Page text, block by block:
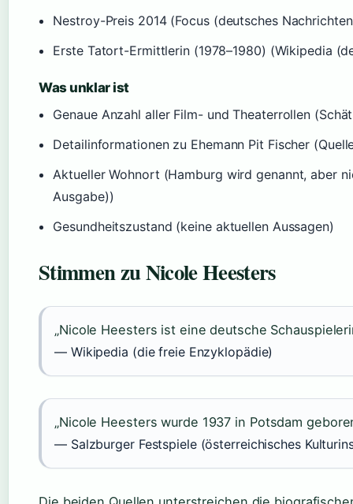
Nestroy-Preis 2014 (Focus (deutsches
Erste Tatort-Ermittlerin (1978–1980) (Wikipedia
Was unklar ist
Genaue Anzahl aller Film- und Theaterrollen
Detailinformationen zu Ehemann Pit Fischer
Aktueller Wohnort (Hamburg wird genannt, aber
Ausgabe))
Gesundheitszustand (keine aktuellen Aussagen)
Stimmen zu Nicole Heesters
„Nicole Heesters ist eine deutsche
— Wikipedia (die freie Enzyklopädie)
„Nicole Heesters wurde 1937 in Potsdam
— Salzburger Festspiele (österreichisches